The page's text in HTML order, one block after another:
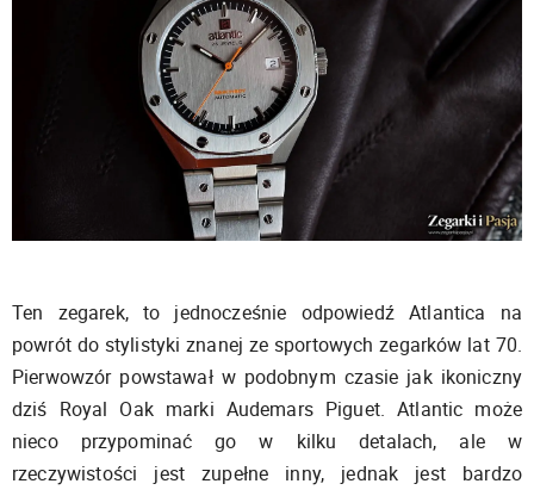
Ten zegarek, to jednocześnie odpowiedź Atlantica na
powrót do stylistyki znanej ze sportowych zegarków lat 70.
Pierwowzór powstawał w podobnym czasie jak ikoniczny
dziś Royal Oak marki Audemars Piguet. Atlantic może
nieco przypominać go w kilku detalach, ale w
rzeczywistości jest zupełne inny, jednak jest bardzo